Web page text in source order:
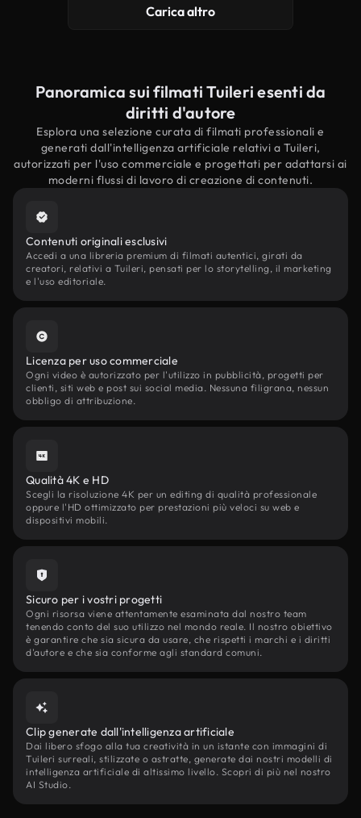
Carica altro
Panoramica sui filmati Tuileri esenti da
diritti d'autore
Esplora una selezione curata di filmati professionali e
generati dall'intelligenza artificiale relativi a Tuileri,
autorizzati per l'uso commerciale e progettati per adattarsi ai
moderni flussi di lavoro di creazione di contenuti.
Contenuti originali esclusivi
Accedi a una libreria premium di filmati autentici, girati da
creatori, relativi a Tuileri, pensati per lo storytelling, il marketing
e l'uso editoriale.
Licenza per uso commerciale
Ogni video è autorizzato per l'utilizzo in pubblicità, progetti per
clienti, siti web e post sui social media. Nessuna filigrana, nessun
obbligo di attribuzione.
Qualità 4K e HD
Scegli la risoluzione 4K per un editing di qualità professionale
oppure l'HD ottimizzato per prestazioni più veloci su web e
dispositivi mobili.
Sicuro per i vostri progetti
Ogni risorsa viene attentamente esaminata dal nostro team
tenendo conto del suo utilizzo nel mondo reale. Il nostro obiettivo
è garantire che sia sicura da usare, che rispetti i marchi e i diritti
d'autore e che sia conforme agli standard comuni.
Clip generate dall'intelligenza artificiale
Dai libero sfogo alla tua creatività in un istante con immagini di
Tuileri surreali, stilizzate o astratte, generate dai nostri modelli di
intelligenza artificiale di altissimo livello. Scopri di più nel nostro
AI Studio.